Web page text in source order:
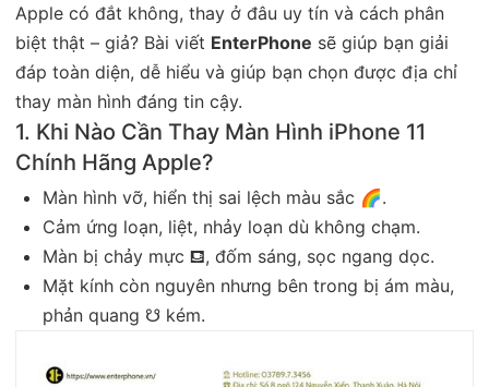
Apple có đắt không, thay ở đâu uy tín và cách phân
biệt thật – giả? Bài viết EnterPhone sẽ giúp bạn giải
đáp toàn diện, dễ hiểu và giúp bạn chọn được địa chỉ
thay màn hình đáng tin cậy.
1. Khi Nào Cần Thay Màn Hình iPhone 11
Chính Hãng Apple?
Màn hình vỡ, hiển thị sai lệch màu sắc 🌈.
Cảm ứng loạn, liệt, nhảy loạn dù không chạm.
Màn bị chảy mực ⛾, đốm sáng, sọc ngang dọc.
Mặt kính còn nguyên nhưng bên trong bị ám màu,
phản quang ☋ kém.